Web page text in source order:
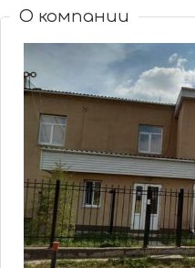
О компании